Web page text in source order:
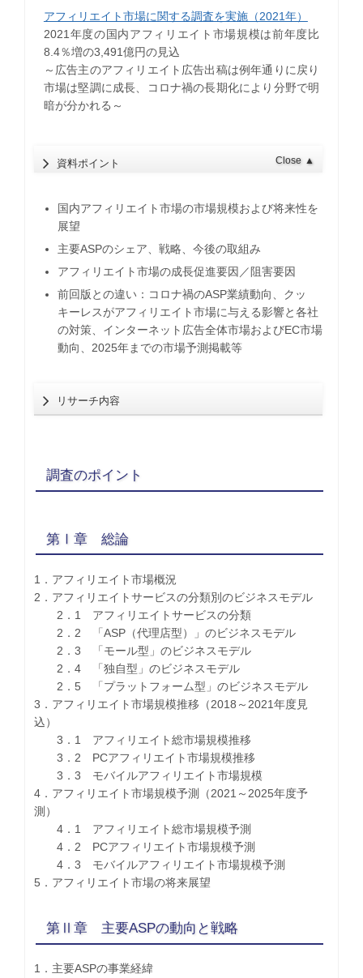
アフィリエイト市場に関する調査を実施（2021年）
2021年度の国内アフィリエイト市場規模は前年度比
8.4％増の3,491億円の見込
～広告主のアフィリエイト広告出稿は例年通りに戻り
市場は堅調に成長、コロナ禍の長期化により分野で明
暗が分かれる～
資料ポイント Close ▲
国内アフィリエイト市場の市場規模および将来性を
展望
主要ASPのシェア、戦略、今後の取組み
アフィリエイト市場の成長促進要因／阻害要因
前回版との違い：コロナ禍のASP業績動向、クッ
キーレスがアフィリエイト市場に与える影響と各社
の対策、インターネット広告全体市場およびEC市場
動向、2025年までの市場予測掲載等
リサーチ内容
調査のポイント
第Ⅰ章 総論
1．アフィリエイト市場概況
2．アフィリエイトサービスの分類別のビジネスモデル
2．1 アフィリエイトサービスの分類
2．2 「ASP（代理店型）」のビジネスモデル
2．3 「モール型」のビジネスモデル
2．4 「独自型」のビジネスモデル
2．5 「プラットフォーム型」のビジネスモデル
3．アフィリエイト市場規模推移（2018～2021年度見
込）
3．1 アフィリエイト総市場規模推移
3．2 PCアフィリエイト市場規模推移
3．3 モバイルアフィリエイト市場規模
4．アフィリエイト市場規模予測（2021～2025年度予
測）
4．1 アフィリエイト総市場規模予測
4．2 PCアフィリエイト市場規模予測
4．3 モバイルアフィリエイト市場規模予測
5．アフィリエイト市場の将来展望
第Ⅱ章 主要ASPの動向と戦略
1．主要ASPの事業経緯